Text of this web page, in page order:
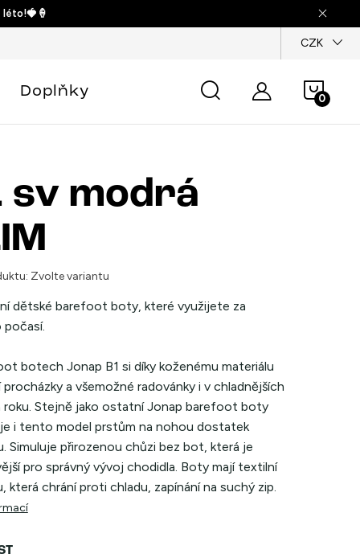
léto!🍓🍦
CZK
košík
Doplňky
sv modrá
Zvolte variantu
dětské barefoot boty, které využijete za
počasí.
botech Jonap B1 si díky koženému materiálu
a všemožné radovánky i v chladnějších
Stejně jako ostatní Jonap barefoot boty
i tento model prstům na nohou dostatek
Simuluje přirozenou chůzi bez bot, která je
pro správný vývoj chodidla. Boty mají textilní
která chrání proti chladu, zapínání na suchý zip.